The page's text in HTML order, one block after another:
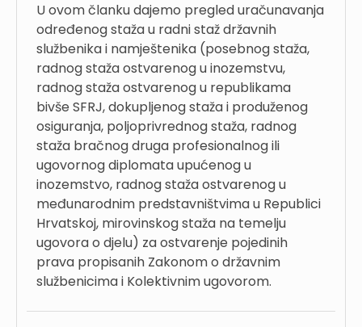
U ovom članku dajemo pregled uračunavanja
određenog staža u radni staž državnih
službenika i namještenika (posebnog staža,
radnog staža ostvarenog u inozemstvu,
radnog staža ostvarenog u republikama
bivše SFRJ, dokupljenog staža i produženog
osiguranja, poljoprivrednog staža, radnog
staža bračnog druga profesionalnog ili
ugovornog diplomata upućenog u
inozemstvo, radnog staža ostvarenog u
međunarodnim predstavništvima u Republici
Hrvatskoj, mirovinskog staža na temelju
ugovora o djelu) za ostvarenje pojedinih
prava propisanih Zakonom o državnim
službenicima i Kolektivnim ugovorom.